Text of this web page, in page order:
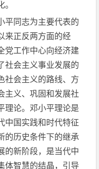
平同志为主要代表的
来正反两方面的经
党工作中心向经济建
社会主义事业发展的
社会主义的路线、方
主义、巩固和发展社
理论。邓小平理论是
中国实践和时代特征
的历史条件下的继承
的新阶段，是当代中
体智慧的结晶，引导